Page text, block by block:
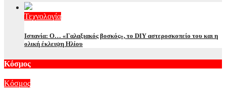
Τεχνολογία
Ισπανία: Ο… «Γαλαξιακός βοσκός», το DIY αστεροσκοπείο του και η
ολική έκλειψη Ηλίου
Κόσμος
Κόσμος